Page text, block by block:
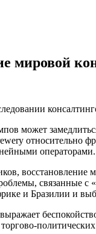
мировой
может
относительно
восстановление
связанные
и Бразилии и
торгово-